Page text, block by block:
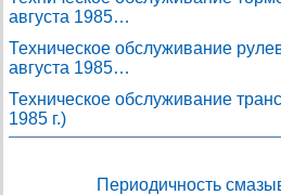
августа 1985…
Техническое обслуживание
августа 1985…
Техническое обслуживание
1985 г.)
Периодичность